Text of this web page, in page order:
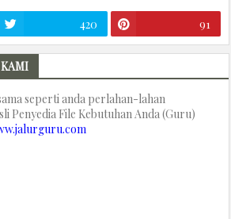
420 91
seperti anda perlahan-lahan
Penyedia File Kebutuhan Anda (Guru)